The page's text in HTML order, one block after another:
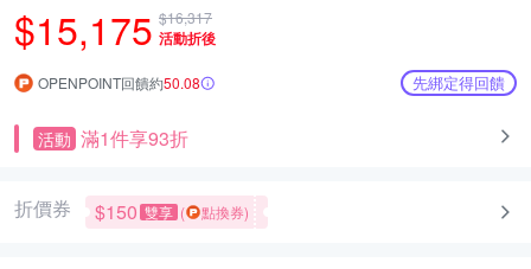
$15,175 $16,317
活動折後
OPENPOINT回饋約50.08 先綁定得回饋
活動 滿1件享93折
折價券 $150 雙享 ( 點換券)